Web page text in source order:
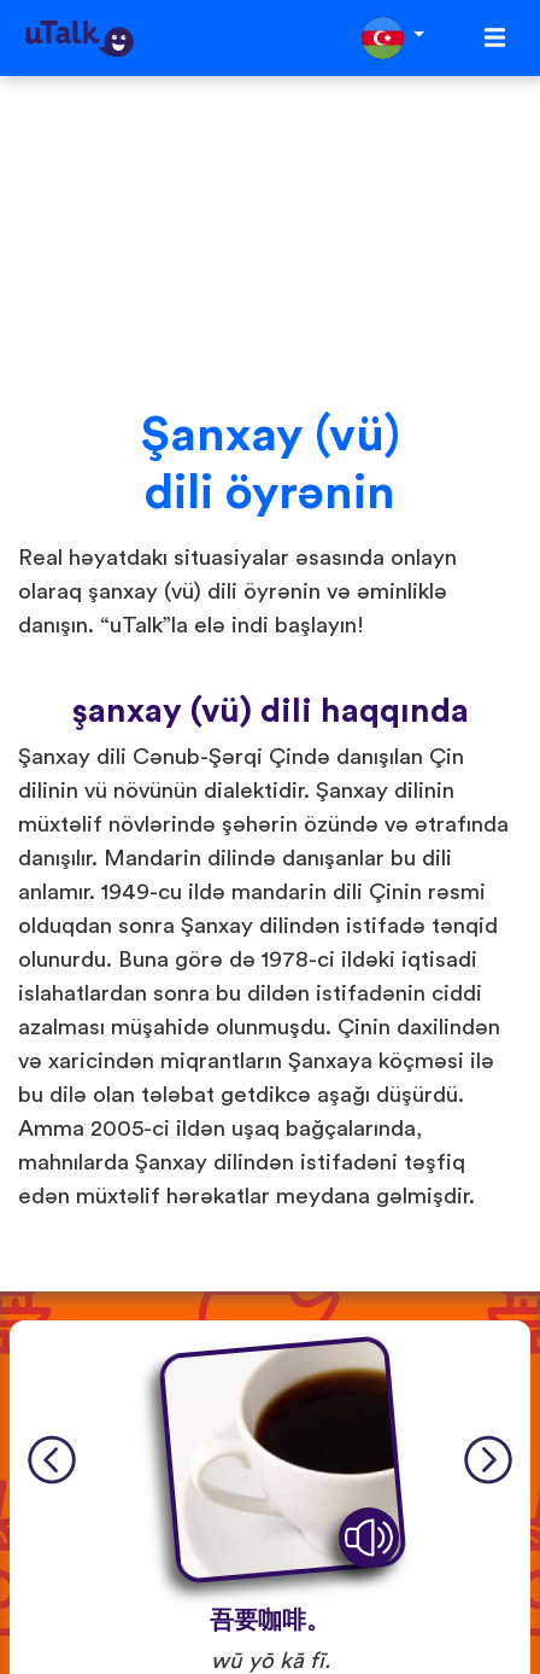
Şanxay (vü)
dili öyrənin
Real həyatdakı situasiyalar əsasında onlayn
olaraq şanxay (vü) dili öyrənin və əminliklə
danışın. “uTalk”la elə indi başlayın!
şanxay (vü) dili haqqında
Şanxay dili Cənub-Şərqi Çində danışılan Çin
dilinin vü növünün dialektidir. Şanxay dilinin
müxtəlif növlərində şəhərin özündə və ətrafında
danışılır. Mandarin dilində danışanlar bu dili
anlamır. 1949-cu ildə mandarin dili Çinin rəsmi
olduqdan sonra Şanxay dilindən istifadə tənqid
olunurdu. Buna görə də 1978-ci ildəki iqtisadi
islahatlardan sonra bu dildən istifadənin ciddi
azalması müşahidə olunmuşdu. Çinin daxilindən
və xaricindən miqrantların Şanxaya köçməsi ilə
bu dilə olan tələbat getdikcə aşağı düşürdü.
Amma 2005-ci ildən uşaq bağçalarında,
mahnılarda Şanxay dilindən istifadəni təşfiq
edən müxtəlif hərəkatlar meydana gəlmişdir.
吾要咖啡。
wū yō kā fī.